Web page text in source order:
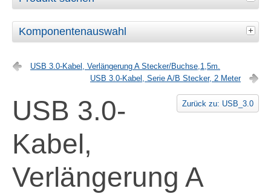
Komponentenauswahl
USB 3.0-Kabel, Verlängerung A Stecker/Buchse,1,5m.
USB 3.0-Kabel, Serie A/B Stecker, 2 Meter
Zurück zu: USB_3.0
USB 3.0-
Kabel,
Verlängerung A